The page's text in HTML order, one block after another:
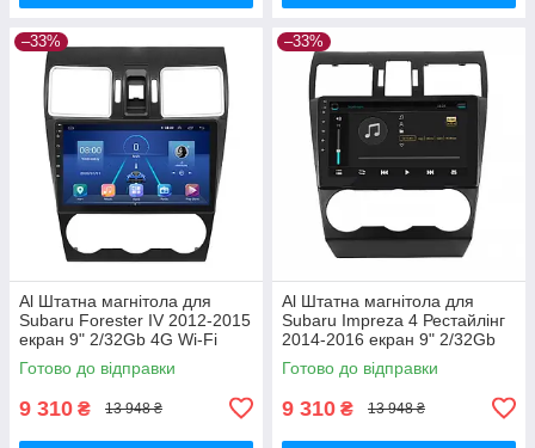
–33%
Al Штатна магнітола для
Subaru Forester IV 2012-2015
екран 9" 2/32Gb 4G Wi-Fi
GPS Top Android
Готово до відправки
9 310 ₴ 13 948 ₴
–33%
Al Штатна магнітола для
Subaru Impreza 4 Рестайлінг
2014-2016 екран 9" 2/32Gb
4G Wi-Fi GPS Top Android
Готово до відправки
9 310 ₴ 13 948 ₴